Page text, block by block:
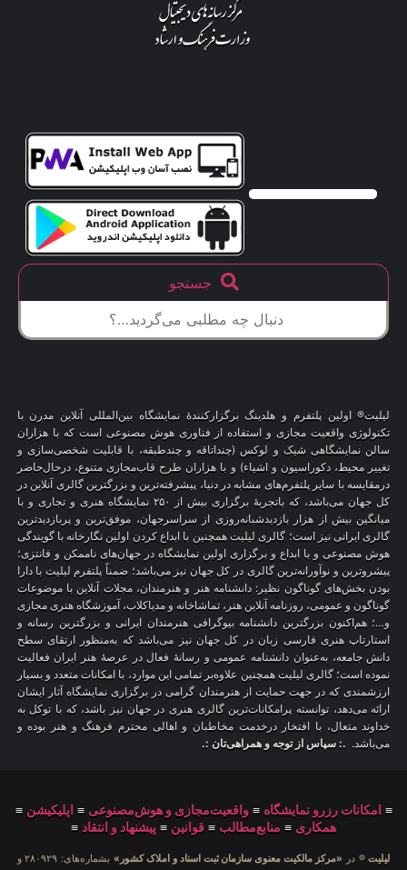
جستجو
لیلیت® اولین پلتفرم و هلدینگ برگزارکنندهٔ نمایشگاه بین‌المللی آنلاین مدرن با
تکنولوژی واقعیت مجازی و استفاده از فناوری هوش مصنوعی است که با هزاران
سالن نمایشگاهی شیک و لوکس (چنداتاقه و چندطبقه، با قابلیت شخصی‌سازی و
تغییر محیط، دکوراسیون و اشیاء) و با هزاران طرح قاب‌مجازی متنوع، درحال‌حاضر
درمقایسه با سایر پلتفرم‌های مشابه در دنیا، پیشرفته‌ترین و بزرگترین گالری آنلاین در
کل جهان می‌باشد، که باتجربهٔ برگزاری بیش از ۲۵۰ نمایشگاه هنری و تجاری و با
میانگین بیش از هزار بازدیدشبانه‌روزی از سراسرجهان، موفق‌ترین و پربازدیدترین
گالری ایرانی نیز است؛ گالری لیلیت همچنین با ابداع کردن اولین نگارخانه با گویندگی
هوش مصنوعی و با ابداع و برگزاری اولین نمایشگاه در جهان‌های ناممکن و فانتزی؛
پیشروترین و نوآورانه‌ترین گالری در کل جهان نیز می‌باشد؛ ضمناً پلتفرم لیلیت با دارا
بودن بخش‌های گوناگون نظیر: دانشنامه هنر و هنرمندان، مجلات آنلاین با موضوعات
گوناگون و عمومی، روزنامه آنلاین هنر، تماشاخانه و مدیاکلاب، آموزشگاه هنری مجازی
و…؛ هم‌اکنون بزرگترین دانشنامه بیوگرافی هنرمندان ایرانی و بزرگترین رسانه و
استارتاپ هنری فارسی زبان در کل جهان نیز می‌باشد که به‌منظور ارتقای سطح
دانش جامعه، به‌عنوان دانشنامه عمومی و رسانهٔ فعال در عرصهٔ هنر ایران فعالیت
نموده است؛ گالری لیلیت همچنین علاوه‌بر تمامی این موارد، با امکانات متعدد و بسیار
ارزشمندی که در جهت حمایت از هنرمندان گرامی در برگزاری نمایشگاه آثار ایشان
ارائه می‌دهد، توانسته پرامکانات‌ترین گالری هنری در جهان نیز باشد، که با توکل به
خداوند متعال، با افتخار درخدمت مخاطبان و اهالی محترم فرهنگ و هنر بوده و
می‌باشد. .: سپاس از توجه و همراهی‌تان :.
≡ امکانات رزرو نمایشگاه ≡واقعیت‌مجازی و هوش‌مصنوعی ≡ اپلیکیشن ≡
همکاری ≡ منابع‌مطالب ≡ قوانین ≡ پیشنهاد و انتقاد ≡
لیلیت® در «مرکز مالکیت معنوی سازمان ثبت اسناد و املاک کشور» بشماره‌های: ۲۸۰۹۲۹ و